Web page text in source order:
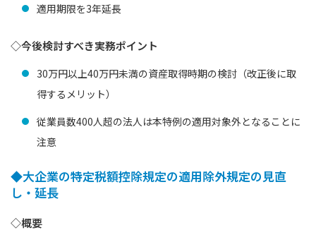
適用期限を3年延長
◇今後検討すべき実務ポイント
30万円以上40万円未満の資産取得時期の検討（改正後に取
得するメリット）
従業員数400人超の法人は本特例の適用対象外となることに
注意
◆大企業の特定税額控除規定の適用除外規定の見直
し・延長
◇概要